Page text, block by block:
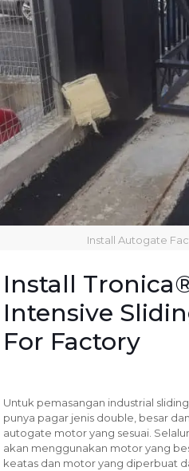
Install Autogate
Install
Intensive
For Factory
Untuk pemasangan industrial
punya pagar jenis double, besar
autogate motor yang sesuai.
akan menggunakan motor yang
keatas dan motor yang diperbuat